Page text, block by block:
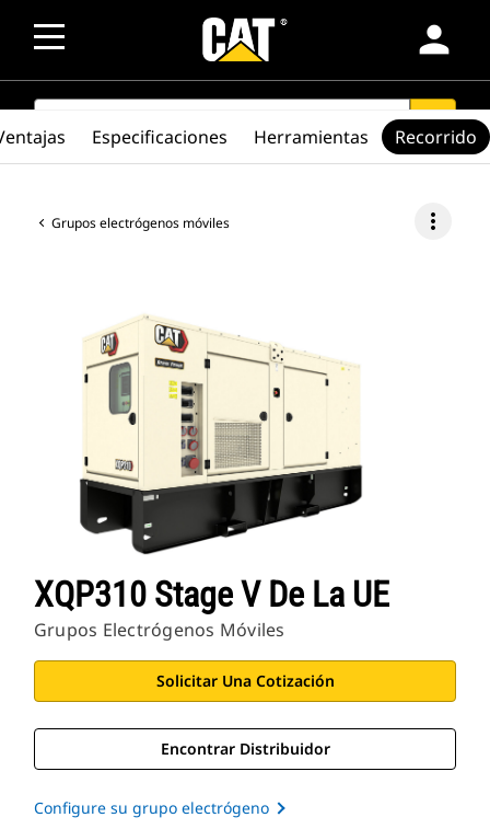
person
SEARCH search
Grupos electrógenos móviles more_vert
XQP310 Stage V De La UE
Grupos Electrógenos Móviles
Solicitar Una Cotización
Encontrar Distribuidor
Configure su grupo electrógeno
Especificaciones Herramientas Recorrido